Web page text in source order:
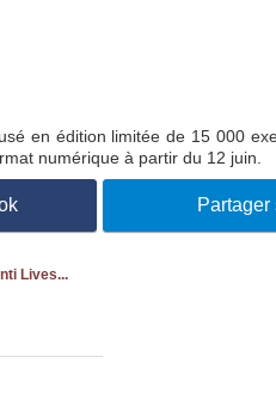
en édition limitée de 15 000
numérique à partir du 12 juin.
Partager
Lives...